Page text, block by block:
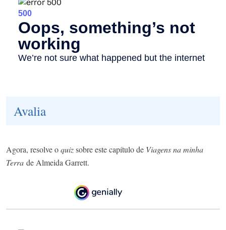
Avalia
Agora, resolve oquizsobre este capítulo de Viagens na minha
Terra de Almeida Garrett.